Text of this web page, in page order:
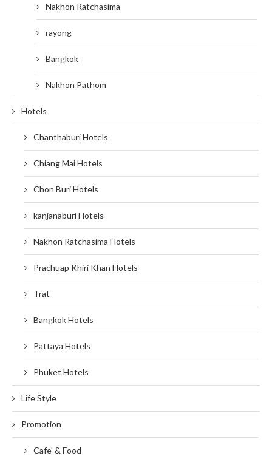
Nakhon Ratchasima
rayong
Bangkok
Nakhon Pathom
Hotels
Chanthaburi Hotels
Chiang Mai Hotels
Chon Buri Hotels
kanjanaburi Hotels
Nakhon Ratchasima Hotels
Prachuap Khiri Khan Hotels
Trat
Bangkok Hotels
Pattaya Hotels
Phuket Hotels
Life Style
Promotion
Cafe' & Food